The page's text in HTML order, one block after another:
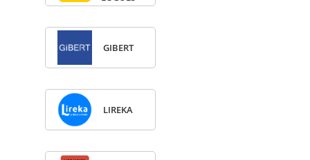
GIBERT
LIREKA